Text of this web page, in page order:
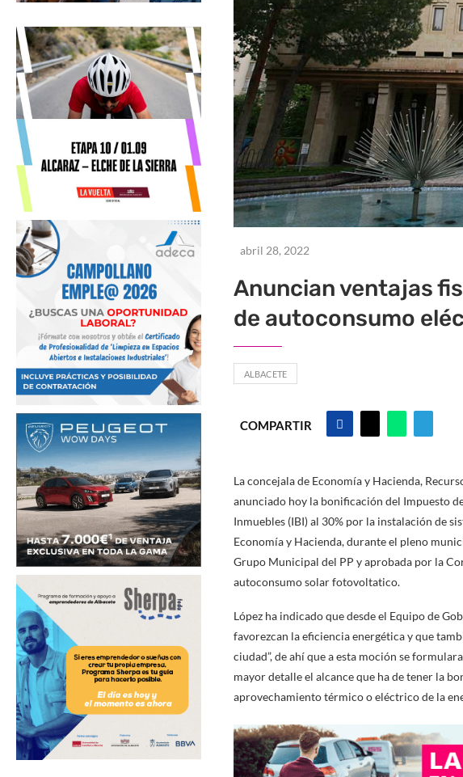
abril 28, 2022
Anuncian ventajas
de autoconsumo
ALBACETE
COMPARTIR
La concejala de Economía y Hacienda,
anunciado hoy la bonificación del Impuesto
Inmuebles (IBI) al 30% por la instalación de
Economía y Hacienda, durante el pleno
Grupo Municipal del PP y aprobada por la
autoconsumo solar fotovoltatico.
López ha indicado que desde el Equipo de
favorezcan la eficiencia energética y que
ciudad”, de ahí que a esta moción se
mayor detalle el alcance que ha de tener la
aprovechamiento térmico o eléctrico de la